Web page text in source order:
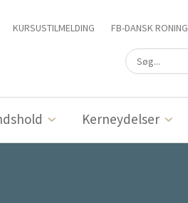
KURSUSTILMELDING FB-DANSK RONING
Kerneydelser